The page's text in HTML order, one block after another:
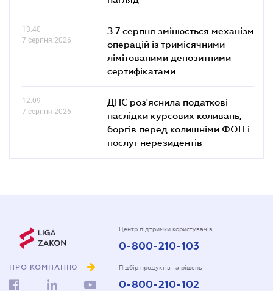
13.40
7 серпня 2026
З 7 серпня змінюється механізм
операцій із тримісячними
лімітованими депозитними
сертифікатами
12.09
7 серпня 2026
ДПС роз'яснила податкові
наслідки курсових коливань,
боргів перед колишніми ФОП і
послуг нерезидентів
ПРО КОМПАНІЮ
Центр підтримки користувачів
0-800-210-103
Підбір продуктів та рішень
0-800-210-102